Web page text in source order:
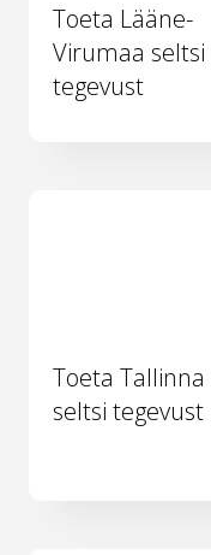
Toeta Lääne-
Virumaa seltsi
tegevust
Toeta Tallinna
seltsi tegevust